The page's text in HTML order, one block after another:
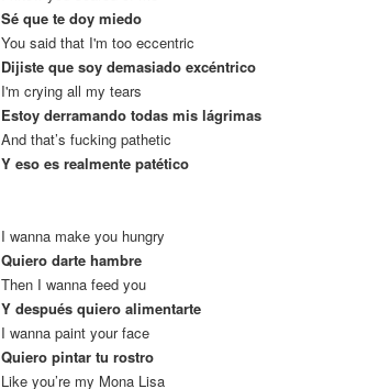
Sé que te doy miedo
You said that I'm too eccentric
Dijiste que soy demasiado excéntrico
I'm crying all my tears
Estoy derramando todas mis lágrimas
And that’s fucking pathetic
Y eso es realmente patético
I wanna make you hungry
Quiero darte hambre
Then I wanna feed you
Y después quiero alimentarte
I wanna paint your face
Quiero pintar tu rostro
Like you’re my Mona Lisa